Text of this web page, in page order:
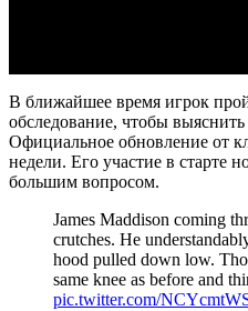
В ближайшее время игрок
обследование, чтобы
Официальное обновление от
недели. Его участие в старте
большим вопросом.
James Maddison coming
crutches. He
hood pulled down low.
same knee as before and
pic.twitter.com/